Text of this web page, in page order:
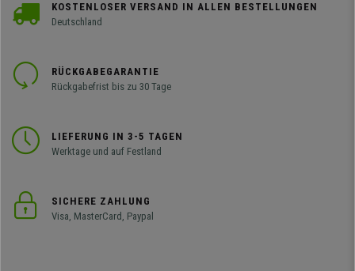
KOSTENLOSER VERSAND IN ALLEN BESTELLUNGEN
Deutschland
RÜCKGABEGARANTIE
Rückgabefrist bis zu 30 Tage
LIEFERUNG IN 3-5 TAGEN
Werktage und auf Festland
SICHERE ZAHLUNG
Visa, MasterCard, Paypal